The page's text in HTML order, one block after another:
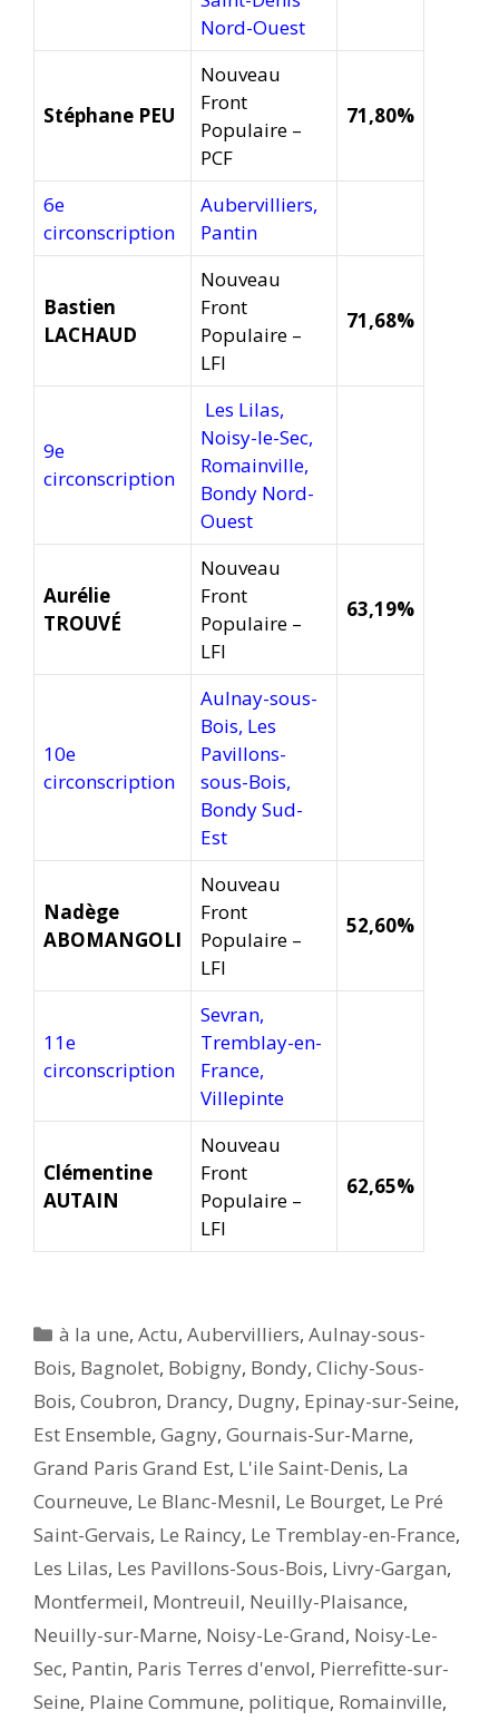
Nord-Ouest
Stéphane PEU
Nouveau
Front
Populaire –
PCF
71,80%
6e
circonscription
Aubervilliers,
Pantin
Bastien
LACHAUD
Nouveau
Front
Populaire –
LFI
71,68%
9e
circonscription
Les Lilas,
Noisy-le-Sec,
Romainville,
Bondy Nord-
Ouest
Aurélie
TROUVÉ
Nouveau
Front
Populaire –
LFI
63,19%
10e
circonscription
Aulnay-sous-
Bois, Les
Pavillons-
sous-Bois,
Bondy Sud-
Est
Nadège
ABOMANGOLI
Nouveau
Front
Populaire –
LFI
52,60%
11e
circonscription
Sevran,
Tremblay-en-
France,
Villepinte
Clémentine
AUTAIN
Nouveau
Front
Populaire –
LFI
62,65%
Catégories
à la une,Actu,Aubervilliers,Aulnay-sous-
Bois, Bagnolet, Bobigny, Bondy, Clichy-Sous-
Bois, Coubron, Drancy, Dugny, Epinay-sur-Seine,
Est Ensemble, Gagny, Gournais-Sur-Marne,
Grand Paris Grand Est, L'ile Saint-Denis, La
Courneuve, Le Blanc-Mesnil, Le Bourget, Le Pré
Saint-Gervais, Le Raincy, Le Tremblay-en-France,
Les Lilas, Les Pavillons-Sous-Bois, Livry-Gargan,
Montfermeil, Montreuil, Neuilly-Plaisance,
Neuilly-sur-Marne, Noisy-Le-Grand, Noisy-Le-
Sec, Pantin, Paris Terres d'envol, Pierrefitte-sur-
Seine, Plaine Commune, politique, Romainville,